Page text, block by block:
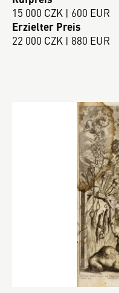
15 000 CZK | 600 EUR
Erzielter Preis
22 000 CZK | 880 EUR